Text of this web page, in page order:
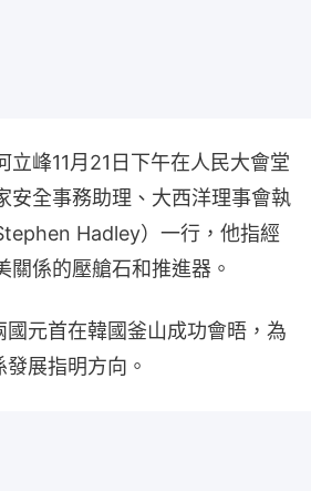
立峰11月21日下午在人民大會堂
安全事務助理、大西洋理事會執
Hadley）一行，他指經
關係的壓艙石和推進器。
元首在韓國釜山成功會晤，為
展指明方向。